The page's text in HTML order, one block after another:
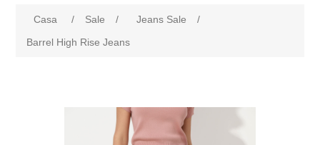
Casa / Sale / Jeans Sale
/
Barrel High Rise Jeans